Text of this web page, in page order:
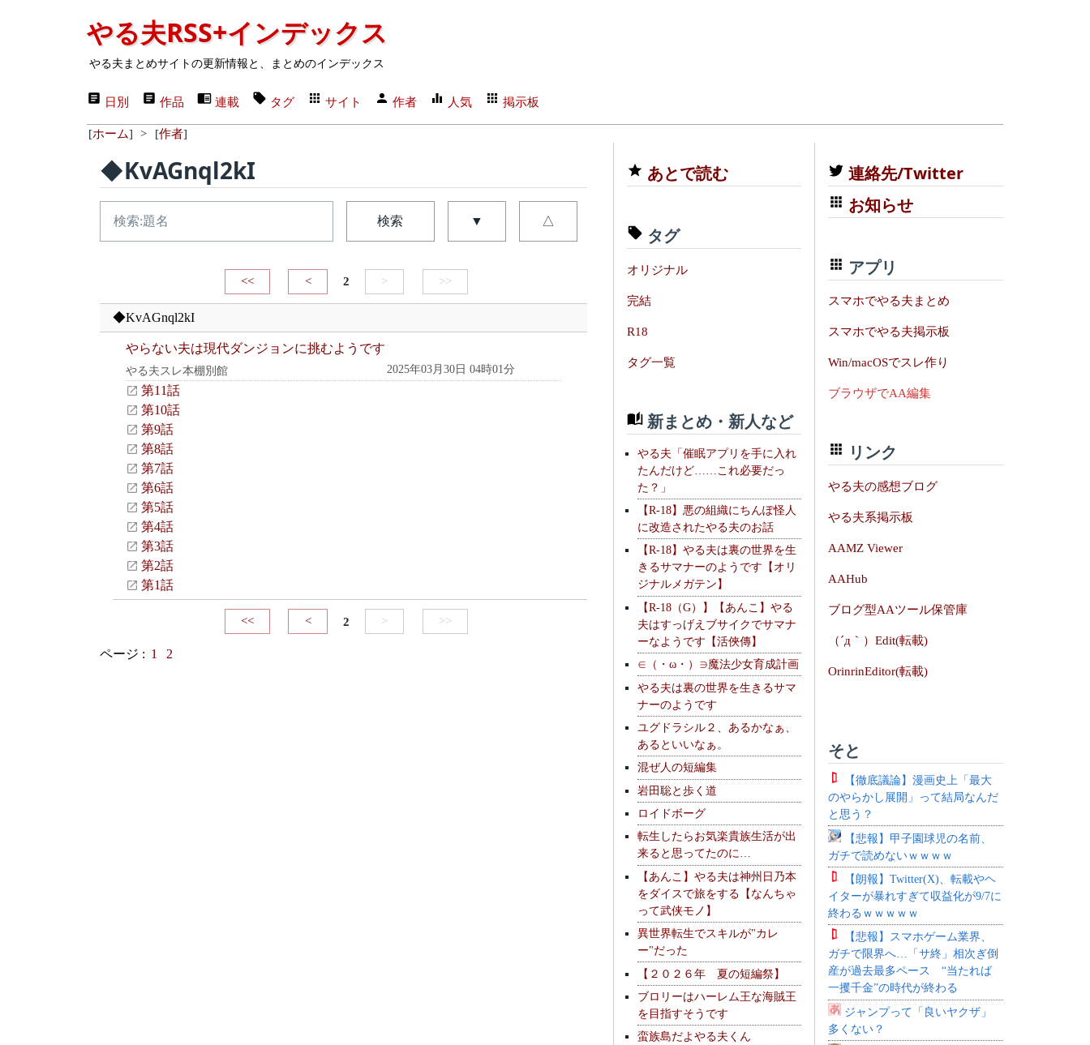
やる夫RSS+インデックス
やる夫まとめサイトの更新情報と、まとめのインデックス
日別 作品 連載 タグ サイト 作者 人気 掲示板
[ホーム] > [作者]
◆KvAGnql2kI
検索 ▼ △
<< < 2 > >>
◆KvAGnql2kI
やらない夫は現代ダンジョンに挑むようです
やる夫スレ本棚別館 2025年03月30日 04時01分
第11話
第10話
第9話
第8話
第7話
第6話
第5話
第4話
第3話
第2話
第1話
<< < 2 > >>
ページ : 1 2
あとで読む
タグ
オリジナル
完結
R18
タグ一覧
新まとめ・新人など
やる夫「催眠アプリを手に入れ
たんだけど……これ必要だっ
た？」
【R-18】悪の組織にちんぽ怪人
に改造されたやる夫のお話
【R-18】やる夫は裏の世界を生
きるサマナーのようです【オリ
ジナルメガテン】
【R-18（G）】【あんこ】やる
夫はすっげえブサイクでサマナ
ーなようです【活俠傳】
∈（・ω・）∋魔法少女育成計画
やる夫は裏の世界を生きるサマ
ナーのようです
ユグドラシル２、あるかなぁ、
あるといいなぁ。
混ぜ人の短編集
岩田聡と歩く道
ロイドボーグ
転生したらお気楽貴族生活が出
来ると思ってたのに…
【あんこ】やる夫は神州日乃本
をダイスで旅をする【なんちゃ
って武侠モノ】
異世界転生でスキルが"カレ
ー"だった
【２０２６年 夏の短編祭】
ブロリーはハーレム王な海賊王
を目指すそうです
蛮族島だよやる夫くん
連絡先/Twitter
お知らせ
アプリ
スマホでやる夫まとめ
スマホでやる夫掲示板
Win/macOSでスレ作り
ブラウザでAA編集
リンク
やる夫の感想ブログ
やる夫系掲示板
AAMZ Viewer
AAHub
ブログ型AAツール保管庫
（´д｀）Edit(転載)
OrinrinEditor(転載)
そと
【徹底議論】漫画史上「最大
のやらかし展開」って結局なんだ
と思う？
【悲報】甲子園球児の名前、
ガチで読めないｗｗｗｗ
【朗報】Twitter(X)、転載やヘ
イターが暴れすぎて収益化が9/7に
終わるｗｗｗｗｗ
【悲報】スマホゲーム業界、
ガチで限界へ…「サ終」相次ぎ倒
産が過去最多ペース “当たれば
一攫千金”の時代が終わる
ジャンプって「良いヤクザ」
多くない？